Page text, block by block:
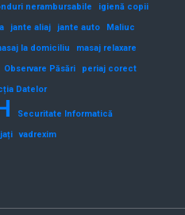
nerambursabile
igienă copii
jante aliaj jante auto
Maliuc
la domiciliu
masaj relaxare
Observare Păsări
periaj corect
Datelor
Securitate Informatică
vadrexim